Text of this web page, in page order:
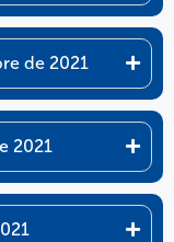
de 2021
2021